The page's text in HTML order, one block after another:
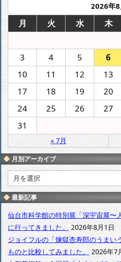
2026年8
月 火 水 木
3
4 5 6
10
11 12 13
17
18 19 20
24
25 26 27
31
« 7月
月別アーカイブ
別
ア
ー
カ
イ
ブ
最新記事
仙台市科学館の特別展「深宇宙展〜
に行ってきました。
2026年8月1日
ジョイフルの「煉獄杏寿郎のうまい
ものと比較してみました。 2026年7